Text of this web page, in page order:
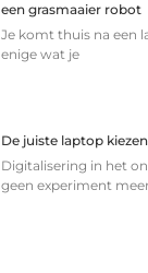
een grasmaaier robot
Je komt thuis na een
enige wat je
De juiste laptop
Digitalisering in het
geen experiment